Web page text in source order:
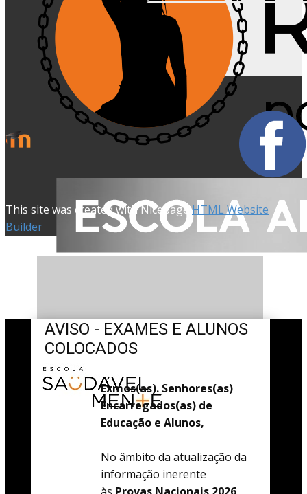
This site was created with NicepageHTML Website
Builder
AVISO - EXAMES E ALUNOS
COLOCADOS
Exmos(as). Senhores(as)
Encarregados(as) de
Educação e Alunos,
No âmbito da atualização da
informação inerente